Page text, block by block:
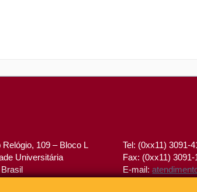
109 – Bloco L
Universitária
Tel: (0xx11) 3091-
Fax: (0xx11) 3091-
E-mail: